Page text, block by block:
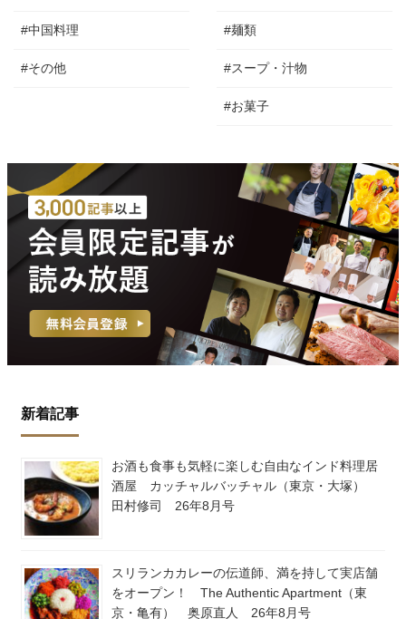
#中国料理
#その他
#麺類
#スープ・汁物
#お菓子
新着記事
お酒も食事も気軽に楽しむ自由なインド料理居
酒屋 カッチャルバッチャル（東京・大塚）
田村修司 26年8月号
スリランカカレーの伝道師、満を持して実店舗
をオープン！ The Authentic Apartment（東
京・亀有） 奥原直人 26年8月号